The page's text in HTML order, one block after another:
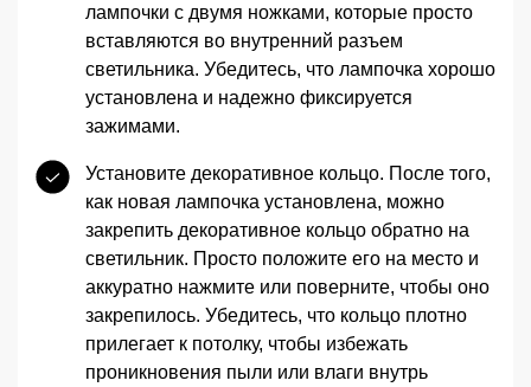
лампочки с двумя ножками, которые просто
вставляются во внутренний разъем
светильника. Убедитесь, что лампочка хорошо
установлена и надежно фиксируется
зажимами.
Установите декоративное кольцо. После того,
как новая лампочка установлена, можно
закрепить декоративное кольцо обратно на
светильник. Просто положите его на место и
аккуратно нажмите или поверните, чтобы оно
закрепилось. Убедитесь, что кольцо плотно
прилегает к потолку, чтобы избежать
проникновения пыли или влаги внутрь